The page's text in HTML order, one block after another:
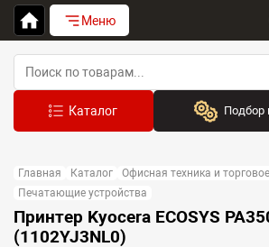
Меню
Подбор
Выберите бренд
Устройство:
Главная Каталог
Офисная техника и
Печатающие устройства
Принтер Kyocera ECOSYS
(1102YJ3NL0)